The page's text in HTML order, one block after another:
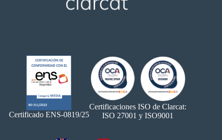
Certificado ENS-0819/25
Certificaciones ISO de Clarcat:
ISO 27001 y ISO9001